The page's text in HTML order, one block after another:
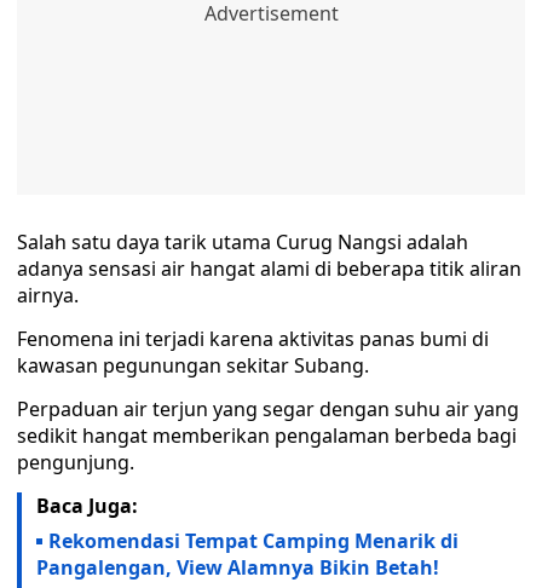
Salah satu daya tarik utama Curug Nangsi adalah
adanya sensasi air hangat alami di beberapa titik aliran
airnya.
Fenomena ini terjadi karena aktivitas panas bumi di
kawasan pegunungan sekitar Subang.
Perpaduan air terjun yang segar dengan suhu air yang
sedikit hangat memberikan pengalaman berbeda bagi
pengunjung.
Baca Juga:
Rekomendasi Tempat Camping Menarik di
Pangalengan, View Alamnya Bikin Betah!